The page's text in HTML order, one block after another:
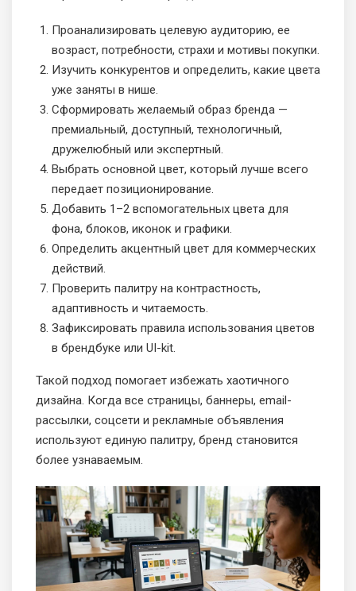
Проанализировать целевую аудиторию, ее
возраст, потребности, страхи и мотивы покупки.
Изучить конкурентов и определить, какие цвета
уже заняты в нише.
Сформировать желаемый образ бренда —
премиальный, доступный, технологичный,
дружелюбный или экспертный.
Выбрать основной цвет, который лучше всего
передает позиционирование.
Добавить 1–2 вспомогательных цвета для
фона, блоков, иконок и графики.
Определить акцентный цвет для коммерческих
действий.
Проверить палитру на контрастность,
адаптивность и читаемость.
Зафиксировать правила использования цветов
в брендбуке или UI-kit.
Такой подход помогает избежать хаотичного
дизайна. Когда все страницы, баннеры, email-
рассылки, соцсети и рекламные объявления
используют единую палитру, бренд становится
более узнаваемым.